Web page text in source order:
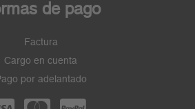
de pago
Factura
Cargo en cuenta
por adelantado